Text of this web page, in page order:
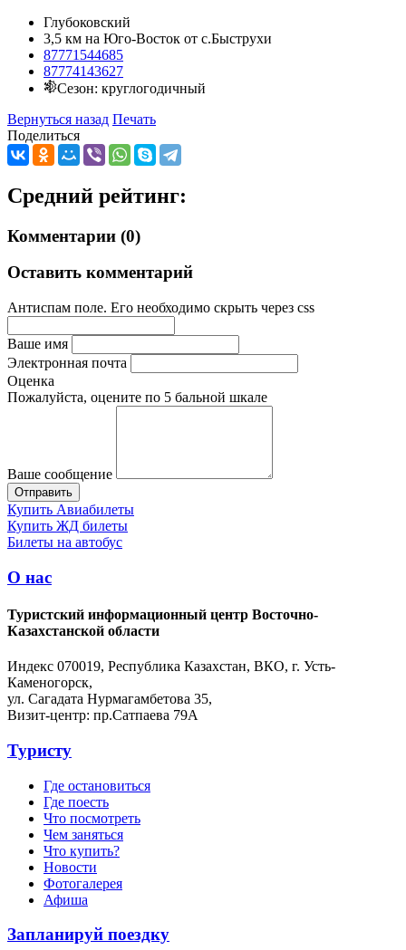
Глубоковский
3,5 км на Юго-Восток от с.Быструхи
87771544685
87774143627
Сезон: круглогодичный
Вернуться назад Печать
Поделиться
Средний рейтинг:
Комментарии (0)
Оставить комментарий
Антиспам поле. Его необходимо скрыть через css
Ваше имя
Электронная почта
Оценка
Пожалуйста, оцените по 5 бальной шкале
Ваше сообщение
Купить Авиабилеты
Купить ЖД билеты
Билеты на автобус
О нас
Туристский информационный центр Восточно-
Казахстанской области
Индекс 070019, Республика Казахстан, ВКО, г. Усть-
Каменогорск,
ул. Сагадата Нурмагамбетова 35,
Визит-центр: пр.Сатпаева 79А
Туристу
Где остановиться
Где поесть
Что посмотреть
Чем заняться
Что купить?
Новости
Фотогалерея
Афиша
Запланируй поездку